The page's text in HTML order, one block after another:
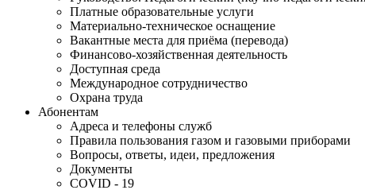
Платные образовательные услуги
Материально-техническое оснащение
Вакантные места для приёма (перевода)
Финансово-хозяйственная деятельность
Доступная среда
Международное сотрудничество
Охрана труда
Абонентам
Адреса и телефоны служб
Правила пользования газом и газовыми приборами
Вопросы, ответы, идеи, предложения
Документы
COVID - 19